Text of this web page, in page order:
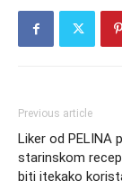
Previous article
Liker od PELINA
starinskom
biti itekako